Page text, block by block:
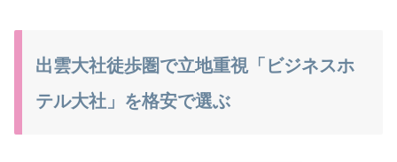
出雲大社徒歩圏で立地重視「ビジネスホ
テル大社」を格安で選ぶ